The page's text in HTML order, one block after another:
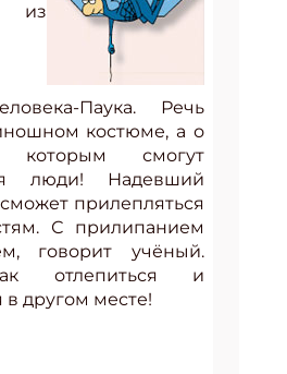
из
Паука. Речь
костюме, а о
которым смогут
люди! Надевший
прилепляться
С прилипанием
говорит учёный.
отлепиться и
в другом месте!